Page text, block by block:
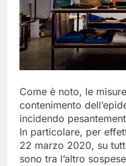
Come è noto, le
contenimento
incidendo
In particolare, per
22 marzo 2020, su
sono tra l’altro